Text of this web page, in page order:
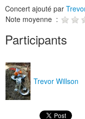
Concert ajouté par
Note moyenne :
Participants
Trevor Willson